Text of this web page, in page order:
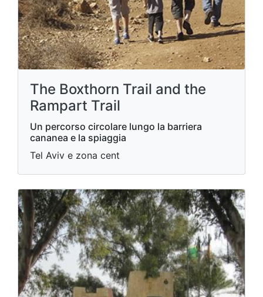
The Boxthorn Trail and the
Rampart Trail
Un percorso circolare lungo la barriera
cananea e la spiaggia
Tel Aviv e zona cent